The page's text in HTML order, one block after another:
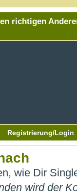
richtigen
Registrierung/Login
wie Dir
wird der